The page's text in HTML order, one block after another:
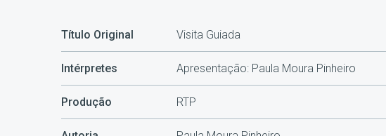
Título Original Visita Guiada
Intérpretes Apresentação: Paula Moura Pinheiro
Produção RTP